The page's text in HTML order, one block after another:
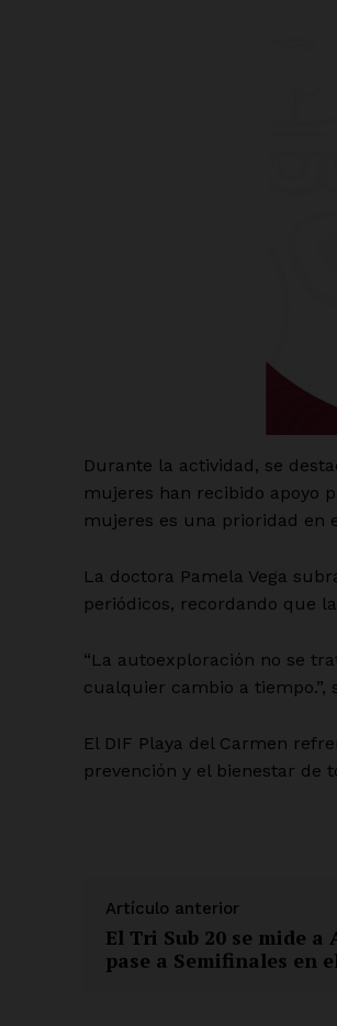
Durante la actividad, se
mujeres han recibido apoyo
mujeres es una prioridad en
La doctora Pamela Vega
periódicos, recordando que
“La autoexploración no se
cualquier cambio a tiempo.”,
El DIF Playa del Carmen
prevención y el bienestar de
Artículo anterior
El Tri Sub 20 se mide
pase a Semifinales en